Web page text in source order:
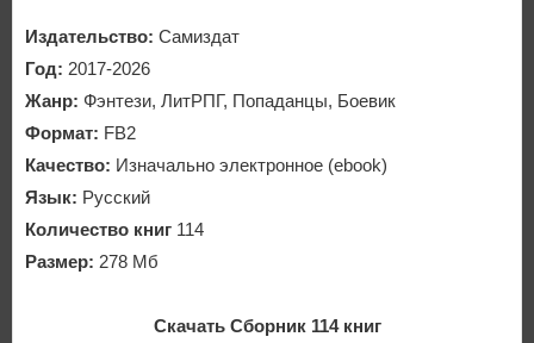
Издательство: Самиздат
Год: 2017-2026
Жанр: Фэнтези, ЛитРПГ, Попаданцы, Боевик
Формат: FB2
Качество: Изначально электронное (ebook)
Язык: Русский
Количество книг 114
Размер: 278 Мб
Скачать Сборник 114 книг